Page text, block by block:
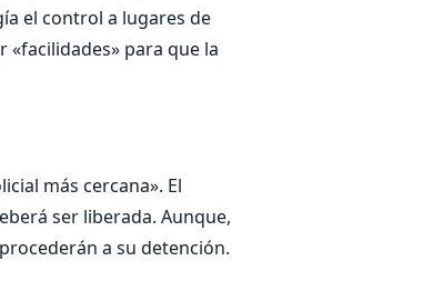
el control a lugares de
para que la
más cercana». El
ser liberada. Aunque,
a su detención.